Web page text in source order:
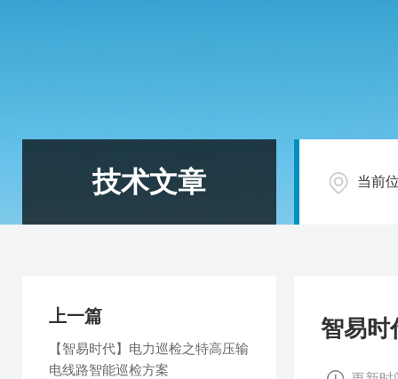
技术文章 当前
智易时
上一篇
【智易时代】电力巡检之特高压输
电线路智能巡检方案